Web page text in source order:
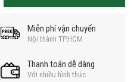
Miễn phí vận chuyển
Nội thành TP.HCM
Thanh toán dễ dàng
Với nhiều hình thức